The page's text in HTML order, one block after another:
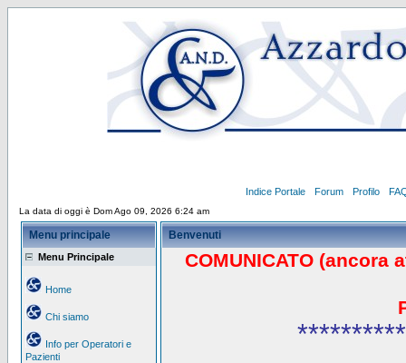
Indice Portale Forum Profilo
La data di oggi è Dom Ago 09, 2026 6:24 am
Menu principale
Menu Principale
Home
Chi siamo
Info per Operatori e
Pazienti
Benvenuti
COMUNICATO (ancora